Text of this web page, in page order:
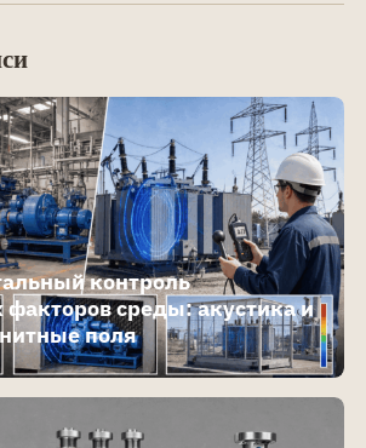
контроль
факторов среды: акустика и
поля